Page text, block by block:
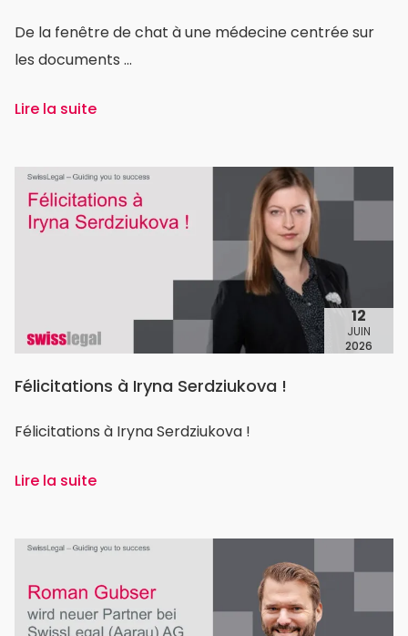
De la fenêtre de chat à une médecine centrée sur
les documents ...
Lire la suite
12
JUIN
2026
Félicitations à Iryna Serdziukova !
Félicitations à Iryna Serdziukova !
Lire la suite